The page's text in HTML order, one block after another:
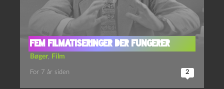
Fem filmatiseringer der fungerer
Bøger Film
For 7 år siden 2